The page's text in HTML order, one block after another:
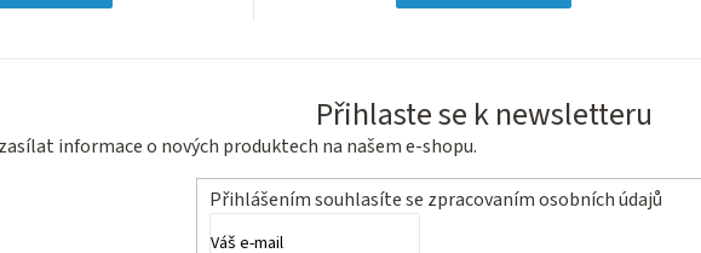
Přihlaste se k newsletteru
informace o nových produktech na našem e-shopu.
Přihlášením souhlasíte se zpracovaním osobních údajů